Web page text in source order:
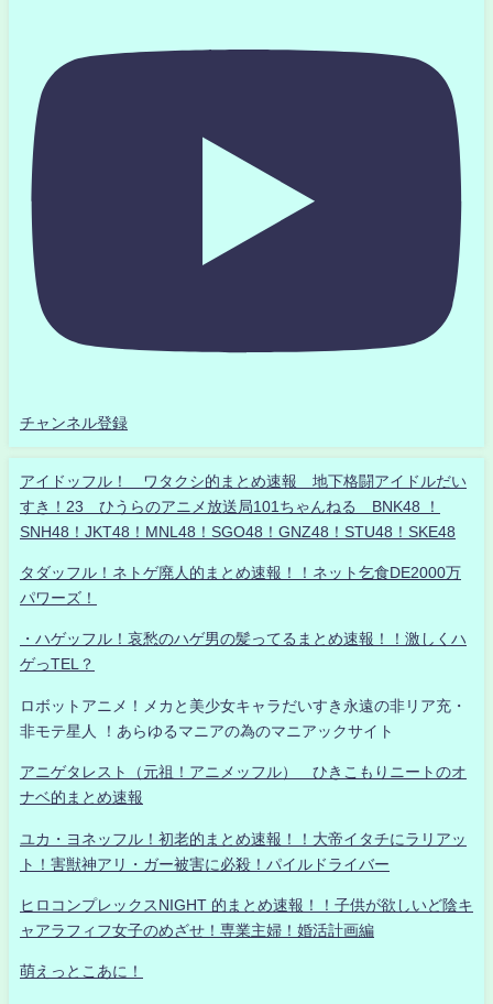
チャンネル登録
アイドッフル！ ワタクシ的まとめ速報 地下格闘アイドルだい
すき！23 ひうらのアニメ放送局101ちゃんねる BNK48 ！
SNH48！JKT48！MNL48！SGO48！GNZ48！STU48！SKE48
タダッフル！ネトゲ廃人的まとめ速報！！ネット乞食DE2000万
パワーズ！
・ハゲッフル！哀愁のハゲ男の髪ってるまとめ速報！！激しくハ
ゲっTEL？
ロボットアニメ！メカと美少女キャラだいすき永遠の非リア充・
非モテ星人 ！あらゆるマニアの為のマニアックサイト
アニゲタレスト（元祖！アニメッフル） ひきこもりニートのオ
ナベ的まとめ速報
ユカ・ヨネッフル！初老的まとめ速報！！大帝イタチにラリアッ
ト！害獣神アリ・ガー被害に必殺！パイルドライバー
ヒロコンプレックスNIGHT 的まとめ速報！！子供が欲しいど陰キ
ャアラフィフ女子のめざせ！専業主婦！婚活計画編
萌えっとこあに！